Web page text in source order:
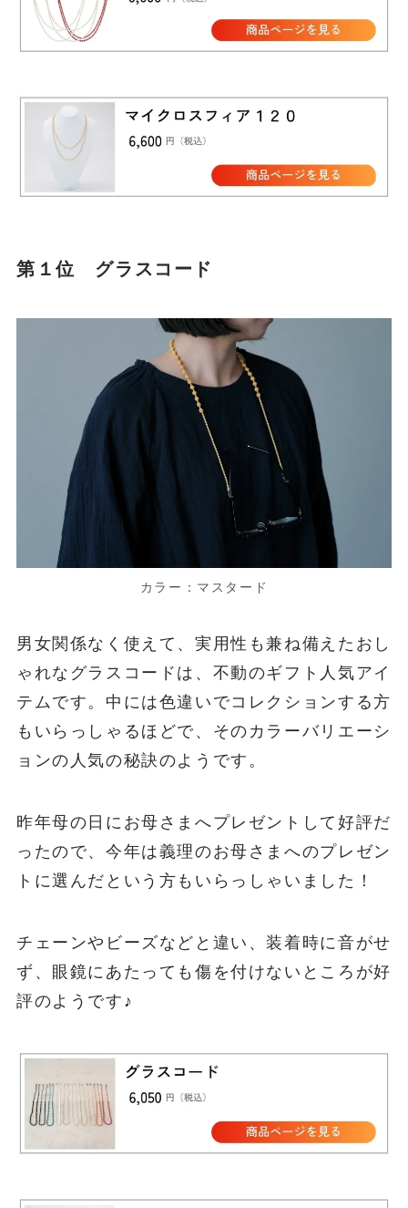
第１位 グラスコード
カラー：マスタード
男女関係なく使えて、実用性も兼ね備えたおし
ゃれなグラスコードは、不動のギフト人気アイ
テムです。中には色違いでコレクションする方
もいらっしゃるほどで、そのカラーバリエーシ
ョンの人気の秘訣のようです。
昨年母の日にお母さまへプレゼントして好評だ
ったので、今年は義理のお母さまへのプレゼン
トに選んだという方もいらっしゃいました！
チェーンやビーズなどと違い、装着時に音がせ
ず、眼鏡にあたっても傷を付けないところが好
評のようです♪